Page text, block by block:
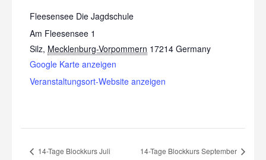
Fleesensee Die Jagdschule
Am Fleesensee 1
Silz, Mecklenburg-Vorpommern 17214 Germany
Google Karte anzeigen
Veranstaltungsort-Website anzeigen
14-Tage Blockkurs Juli 14-Tage Blockkurs September